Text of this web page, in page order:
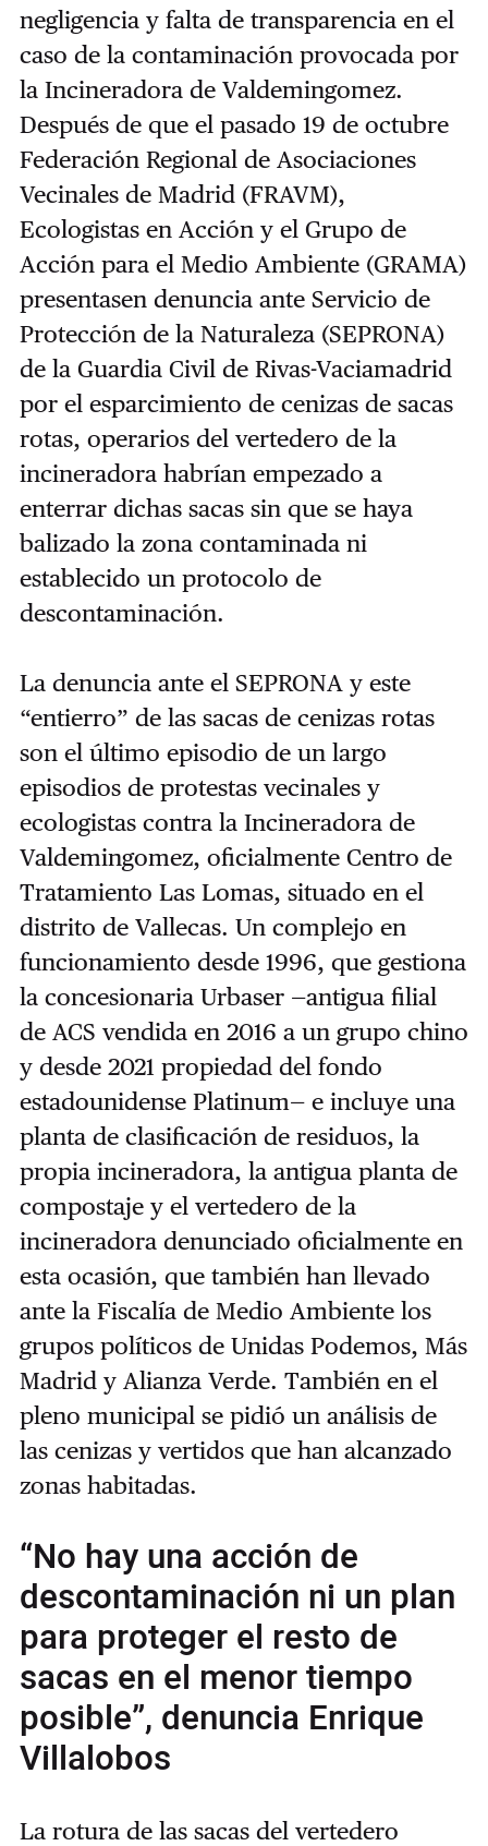
negligencia y falta de transparencia en el
caso de la contaminación provocada por
la Incineradora de Valdemingomez.
Después de que el pasado 19 de octubre
Federación Regional de Asociaciones
Vecinales de Madrid (FRAVM),
Ecologistas en Acción y el Grupo de
Acción para el Medio Ambiente (GRAMA)
presentasen denuncia ante Servicio de
Protección de la Naturaleza (SEPRONA)
de la Guardia Civil de Rivas-Vaciamadrid
por el esparcimiento de cenizas de sacas
rotas, operarios del vertedero de la
incineradora habrían empezado a
enterrar dichas sacas sin que se haya
balizado la zona contaminada ni
establecido un protocolo de
descontaminación.
La denuncia ante el SEPRONA y este
“entierro” de las sacas de cenizas rotas
son el último episodio de un largo
episodios de protestas vecinales y
ecologistas contra la Incineradora de
Valdemingomez, oficialmente Centro de
Tratamiento Las Lomas, situado en el
distrito de Vallecas. Un complejo en
funcionamiento desde 1996, que gestiona
la concesionaria Urbaser —antigua filial
de ACS vendida en 2016 a un grupo chino
y desde 2021 propiedad del fondo
estadounidense Platinum— e incluye una
planta de clasificación de residuos, la
propia incineradora, la antigua planta de
compostaje y el vertedero de la
incineradora denunciado oficialmente en
esta ocasión, que también han llevado
ante la Fiscalía de Medio Ambiente los
grupos políticos de Unidas Podemos, Más
Madrid y Alianza Verde. También en el
pleno municipal se pidió un análisis de
las cenizas y vertidos que han alcanzado
zonas habitadas.
“No hay una acción de
descontaminación ni un plan
para proteger el resto de
sacas en el menor tiempo
posible”, denuncia Enrique
Villalobos
La rotura de las sacas del vertedero